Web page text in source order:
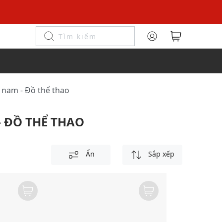
nam - Đồ thể thao
THỂ THAO
Ẩn Sắp xếp